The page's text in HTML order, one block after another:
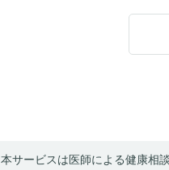
本サービスは医師による健康相